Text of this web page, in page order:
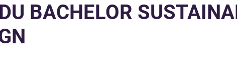
BACHELOR